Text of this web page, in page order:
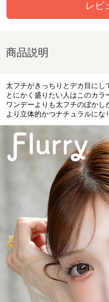
レビ
商品説明
太フチがきっちりとデカ目にし
とにかく盛りたい人はこのカ
ワンデーよりも太フチのぼかし
より立体的かつナチュラルにな